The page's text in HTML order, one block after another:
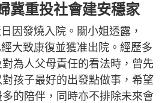
冀重投社會建安穩家
因發燒入院。關小姐透露，
大致康復並獲准出院。經歷多
為人父母責任的看法時，曾先
孩子最好的出發點做事，希望
的陪伴，同時亦不排除未來會